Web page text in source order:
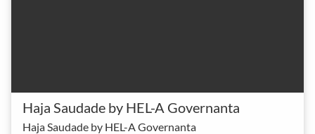
Haja Saudade by HEL-A Governanta
Haja Saudade by HEL-A Governanta